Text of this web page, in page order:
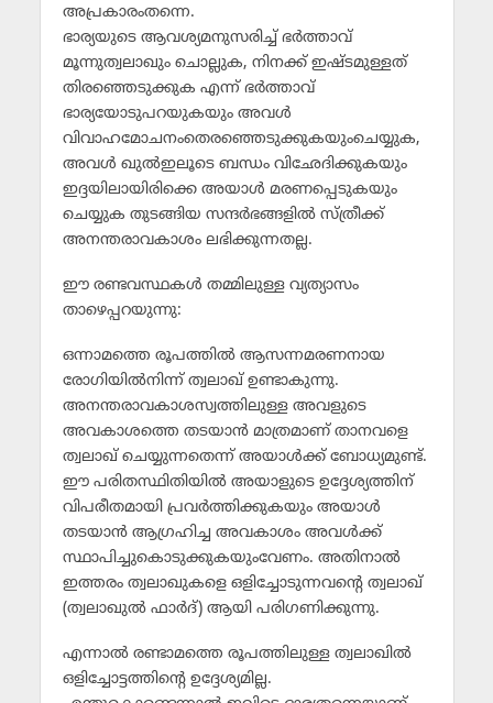
അപ്രകാരംതന്നെ.
ഭാര്യയുടെ ആവശ്യമനുസരിച്ച് ഭര്‍ത്താവ്
മൂന്നുത്വലാഖും ചൊല്ലുക, നിനക്ക് ഇഷ്ടമുള്ളത്
തിരഞ്ഞെടുക്കുക എന്ന് ഭര്‍ത്താവ്
ഭാര്യയോടുപറയുകയും അവള്‍
വിവാഹമോചനംതെരഞ്ഞെടുക്കുകയുംചെയ്യുക,
അവള്‍ ഖുല്‍ഇലൂടെ ബന്ധം വിഛേദിക്കുകയും
ഇദ്ദയിലായിരിക്കെ അയാള്‍ മരണപ്പെടുകയും
ചെയ്യുക തുടങ്ങിയ സന്ദര്‍ഭങ്ങളില്‍ സ്ത്രീക്ക്
അനന്തരാവകാശം ലഭിക്കുന്നതല്ല.
ഈ രണ്ടവസ്ഥകള്‍ തമ്മിലുള്ള വ്യത്യാസം
താഴെപ്പറയുന്നു:
ഒന്നാമത്തെ രൂപത്തില്‍ ആസന്നമരണനായ
രോഗിയില്‍നിന്ന് ത്വലാഖ് ഉണ്ടാകുന്നു.
അനന്തരാവകാശസ്വത്തിലുള്ള അവളുടെ
അവകാശത്തെ തടയാന്‍ മാത്രമാണ് താനവളെ
ത്വലാഖ് ചെയ്യുന്നതെന്ന് അയാള്‍ക്ക് ബോധ്യമുണ്ട്.
ഈ പരിതസ്ഥിതിയില്‍ അയാളുടെ ഉദ്ദേശ്യത്തിന്
വിപരീതമായി പ്രവര്‍ത്തിക്കുകയും അയാള്‍
തടയാന്‍ ആഗ്രഹിച്ച അവകാശം അവള്‍ക്ക്
സ്ഥാപിച്ചുകൊടുക്കുകയുംവേണം. അതിനാല്‍
ഇത്തരം ത്വലാഖുകളെ ഒളിച്ചോടുന്നവന്റെ ത്വലാഖ്
(ത്വലാഖുല്‍ ഫാര്‍ദ്) ആയി പരിഗണിക്കുന്നു.
എന്നാല്‍ രണ്ടാമത്തെ രൂപത്തിലുള്ള ത്വലാഖില്‍
ഒളിച്ചോട്ടത്തിന്റെ ഉദ്ദേശ്യമില്ല.